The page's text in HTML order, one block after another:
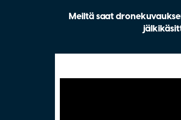
Meiltä saat